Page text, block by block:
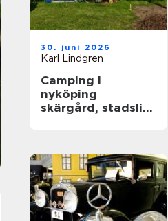
30. juni 2026
Karl Lindgren
Camping i
nyköping
skärgård, stadsliv